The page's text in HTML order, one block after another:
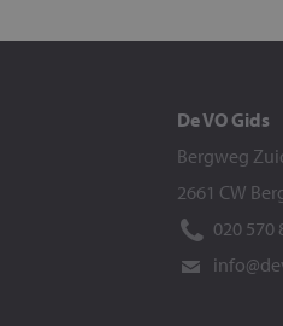
De VO Gids
Bergweg
2661 CW
020 570